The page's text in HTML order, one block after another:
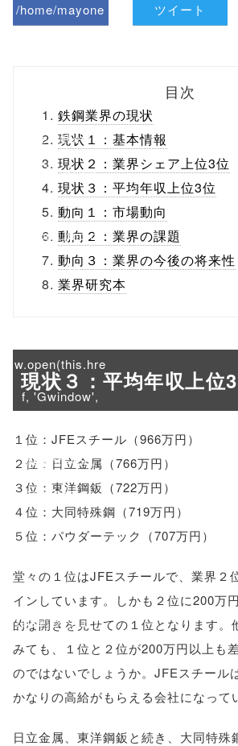
/home/mayone
ml/wp-
content/themes
/tapbiz_theme/
parts/sns-
buttons.php on
line10
/1074744"
w.open(this.hre
f, 'Gwindow',
height=450,
menubar=no,
false;"> シェア
ツイート
目次
鉄鋼業界の現状
現状１：基本情報
現状２：業界シェア上位3位
現状３：平均年収上位3位
動向１：市場動向
動向２：業界の課題
動向３：業界の今後の将来性
業界研究本
現状３：平均年収上位
１位：JFEスチール（966万円）
２位：日立金属（766万円）
３位：東洋鋼鈑（722万円）
４位：大同特殊鋼（719万円）
５位：パウダーテック（707万円）
堂々の１位はJFEスチールで、業界２
インしています。しかも２位に200万
的な開きを見せての１位となります。
みても、１位と２位が200万円以上も
のではないでしょうか。JFEスチール
かなりの高給がもらえる会社になって
日立金属、東洋鋼鈑と続き、大同特殊